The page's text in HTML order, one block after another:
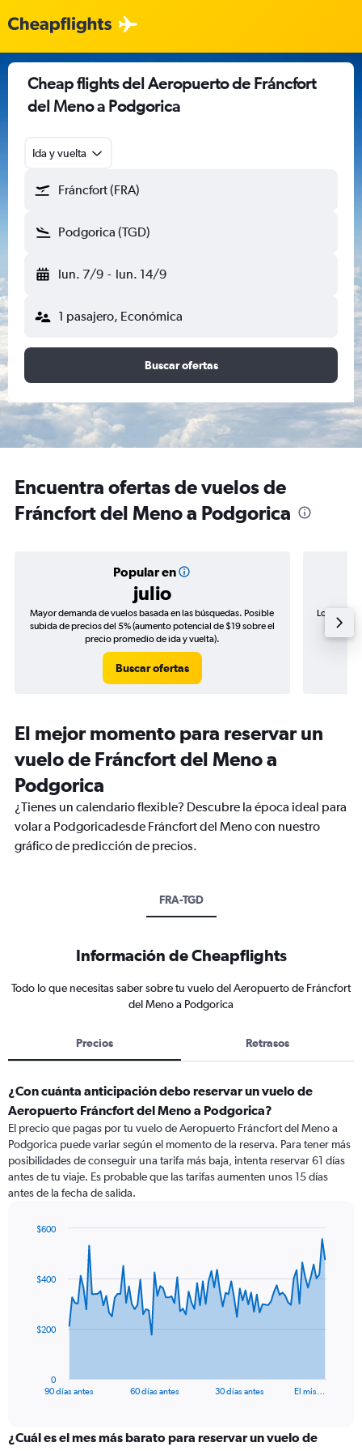
Cheap flights del Aeropuerto de Fráncfort
del Meno a Podgorica
Ida y vuelta
Fráncfort (FRA)
Podgorica (TGD)
lun. 7/9 - lun. 14/9
1 pasajero, Económica
Buscar ofertas
Encuentra ofertas de vuelos de
Fráncfort del Meno a Podgorica
Popular en
julio
Mayor demanda de vuelos basada en las búsquedas. Posible
subida de precios del 5% (aumento potencial de $19 sobre el
precio promedio de ida y vuelta).
Buscar ofertas
Los
de
El mejor momento para reservar un
vuelo de Fráncfort del Meno a
Podgorica
¿Tienes un calendario flexible? Descubre la época ideal para
volar a Podgoricadesde Fráncfort del Meno con nuestro
gráfico de predicción de precios.
FRA-TGD
Información de Cheapflights
Todo lo que necesitas saber sobre tu vuelo del Aeropuerto de Fráncfort
del Meno a Podgorica
Precios Retrasos
¿Con cuánta anticipación debo reservar un vuelo de
Aeropuerto Fráncfort del Meno a Podgorica?
El precio que pagas por tu vuelo de Aeropuerto Fráncfort del Meno a
Podgorica puede variar según el momento de la reserva. Para tener más
posibilidades de conseguir una tarifa más baja, intenta reservar 61 días
antes de tu viaje. Es probable que las tarifas aumenten unos 15 días
antes de la fecha de salida.
data
The
categories.
90 días antes 60 días antes 30 días antes El mis…
0
$200
$400
$600
¿Cuál es el mes más barato para reservar un vuelo de